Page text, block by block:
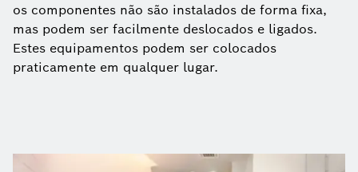
os componentes não são instalados de forma fixa,
mas podem ser facilmente deslocados e ligados.
Estes equipamentos podem ser colocados
praticamente em qualquer lugar.